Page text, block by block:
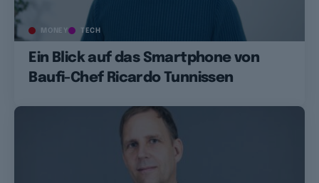
MONEY TECH
Ein Blick auf das Smartphone von
Baufi-Chef Ricardo Tunnissen